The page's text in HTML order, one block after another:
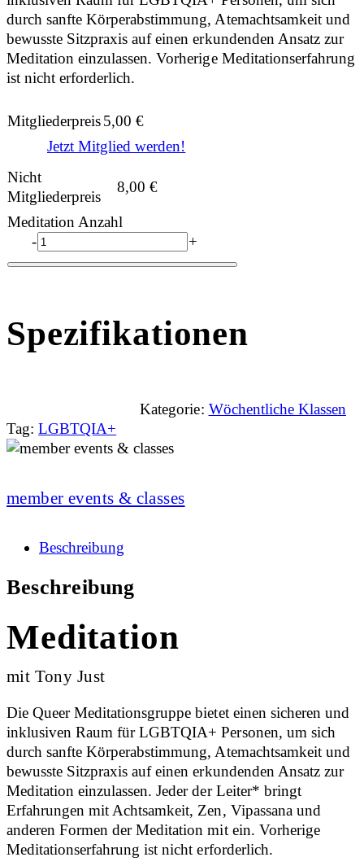
durch sanfte Körperabstimmung, Atemachtsamkeit und
bewusste Sitzpraxis auf einen erkundenden Ansatz zur
Meditation einzulassen. Vorherige Meditationserfahrung
ist nicht erforderlich.
Mitgliederpreis5,00€
Jetzt Mitglied werden!
Nicht
Mitgliederpreis
8,00€
Meditation Anzahl
-
+
Spezifikationen
Kategorie: Wöchentliche Klassen
Tag: LGBTQIA+
member events & classes
Beschreibung
Beschreibung
Meditation
mit Tony Just
Die Queer Meditationsgruppe bietet einen sicheren und
inklusiven Raum für LGBTQIA+ Personen, um sich
durch sanfte Körperabstimmung, Atemachtsamkeit und
bewusste Sitzpraxis auf einen erkundenden Ansatz zur
Meditation einzulassen. Jeder der Leiter* bringt
Erfahrungen mit Achtsamkeit, Zen, Vipassana und
anderen Formen der Meditation mit ein. Vorherige
Meditationserfahrung ist nicht erforderlich.